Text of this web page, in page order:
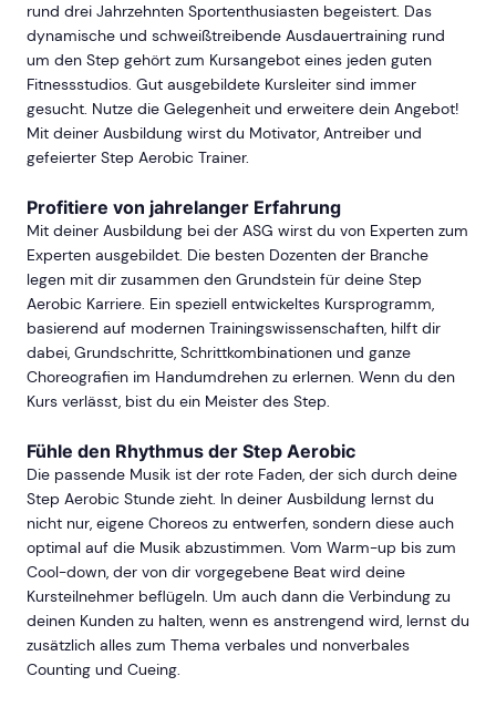
rund drei Jahrzehnten Sportenthusiasten begeistert. Das
dynamische und schweißtreibende Ausdauertraining rund
um den Step gehört zum Kursangebot eines jeden guten
Fitnessstudios. Gut ausgebildete Kursleiter sind immer
gesucht. Nutze die Gelegenheit und erweitere dein Angebot!
Mit deiner Ausbildung wirst du Motivator, Antreiber und
gefeierter Step Aerobic Trainer.
Profitiere von jahrelanger Erfahrung
Mit deiner Ausbildung bei der ASG wirst du von Experten zum
Experten ausgebildet. Die besten Dozenten der Branche
legen mit dir zusammen den Grundstein für deine Step
Aerobic Karriere. Ein speziell entwickeltes Kursprogramm,
basierend auf modernen Trainingswissenschaften, hilft dir
dabei, Grundschritte, Schrittkombinationen und ganze
Choreografien im Handumdrehen zu erlernen. Wenn du den
Kurs verlässt, bist du ein Meister des Step.
Fühle den Rhythmus der Step Aerobic
Die passende Musik ist der rote Faden, der sich durch deine
Step Aerobic Stunde zieht. In deiner Ausbildung lernst du
nicht nur, eigene Choreos zu entwerfen, sondern diese auch
optimal auf die Musik abzustimmen. Vom Warm-up bis zum
Cool-down, der von dir vorgegebene Beat wird deine
Kursteilnehmer beflügeln. Um auch dann die Verbindung zu
deinen Kunden zu halten, wenn es anstrengend wird, lernst du
zusätzlich alles zum Thema verbales und nonverbales
Counting und Cueing.